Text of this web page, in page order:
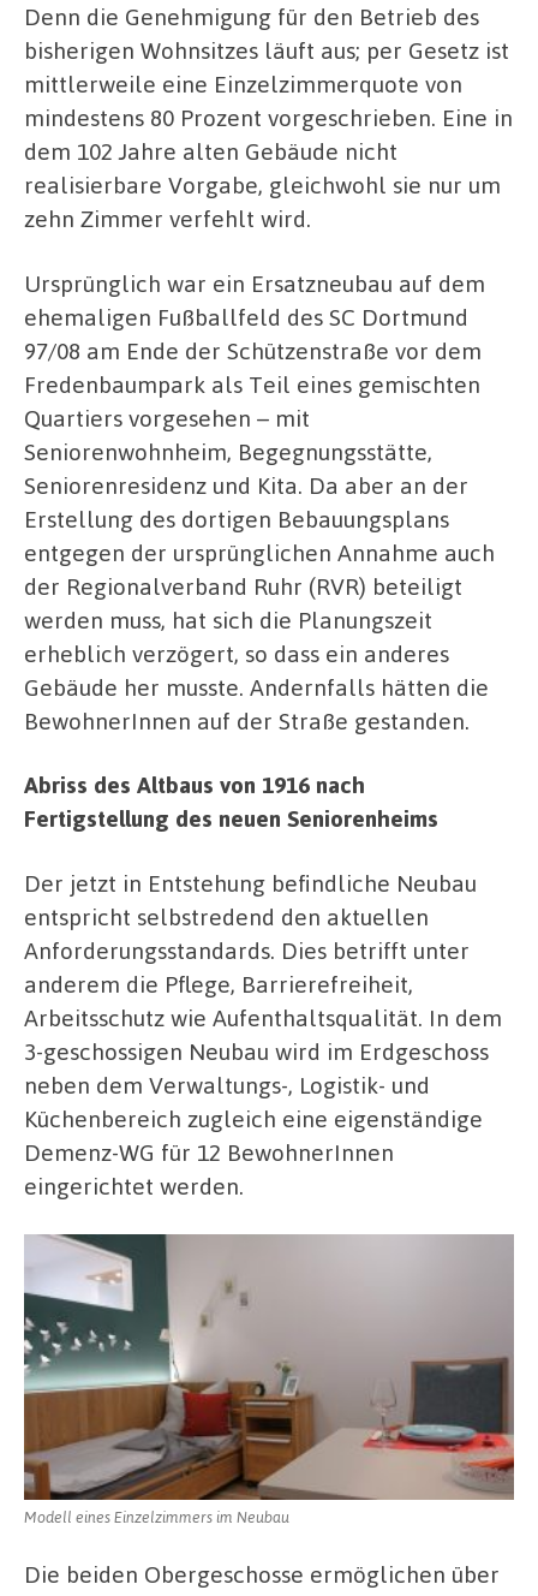
Denn die Genehmigung für den Betrieb des
bisherigen Wohnsitzes läuft aus; per Gesetz ist
mittlerweile eine Einzelzimmerquote von
mindestens 80 Prozent vorgeschrieben. Eine in
dem 102 Jahre alten Gebäude nicht
realisierbare Vorgabe, gleichwohl sie nur um
zehn Zimmer verfehlt wird.
Ursprünglich war ein Ersatzneubau auf dem
ehemaligen Fußballfeld des SC Dortmund
97/08 am Ende der Schützenstraße vor dem
Fredenbaumpark als Teil eines gemischten
Quartiers vorgesehen – mit
Seniorenwohnheim, Begegnungsstätte,
Seniorenresidenz und Kita. Da aber an der
Erstellung des dortigen Bebauungsplans
entgegen der ursprünglichen Annahme auch
der Regionalverband Ruhr (RVR) beteiligt
werden muss, hat sich die Planungszeit
erheblich verzögert, so dass ein anderes
Gebäude her musste. Andernfalls hätten die
BewohnerInnen auf der Straße gestanden.
Abriss des Altbaus von 1916 nach
Fertigstellung des neuen Seniorenheims
Der jetzt in Entstehung befindliche Neubau
entspricht selbstredend den aktuellen
Anforderungsstandards. Dies betrifft unter
anderem die Pflege, Barrierefreiheit,
Arbeitsschutz wie Aufenthaltsqualität. In dem
3-geschossigen Neubau wird im Erdgeschoss
neben dem Verwaltungs-, Logistik- und
Küchenbereich zugleich eine eigenständige
Demenz-WG für 12 BewohnerInnen
eingerichtet werden.
Modell eines Einzelzimmers im Neubau
Die beiden Obergeschosse ermöglichen über